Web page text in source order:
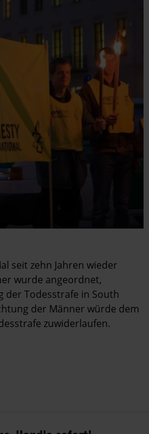
seit zehn Jahren wieder
wurde angeordnet,
der Todesstrafe in South
der Männer würde dem
zuwiderlaufen.